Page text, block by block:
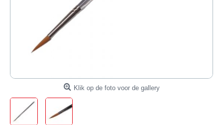
Klik op de foto voor de gallery